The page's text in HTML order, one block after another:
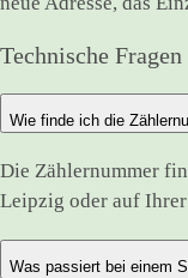
Technische Fragen
Wie finde ich die
Die Zählernummer
Leipzig oder auf
Was passiert bei einem